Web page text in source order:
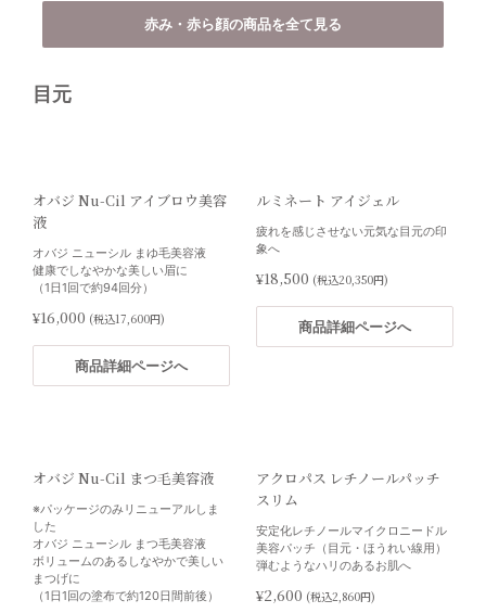
C+コレクティングコンプレッ
を配合したシリーズ最高峰のビタミ
ンＣセラム
¥19,800 (税込21,780円)
商品詳細ページへ
リーオイルを配合した石鹸
¥2,500(税込2,750円)
商品詳細ページへ
使用回数の目安：1本あたり約166回
¥16,200 (税込17,820円)
商品詳細ページへ
赤み・赤ら顔の商品を全て見る
目元
オバジ Nu-Cil アイブロウ美容
液
オバジ ニューシル まゆ毛美容液
健康でしなやかな美しい眉に
（1日1回で約94回分）
¥16,000 (税込17,600円)
商品詳細ページへ
ルミネート アイジェル
疲れを感じさせない元気な目元の印
象へ
¥18,500 (税込20,350円)
商品詳細ページへ
オバジ Nu-Cil まつ毛美容液
※パッケージのみリニューアルしま
した
オバジ ニューシル まつ毛美容液
ボリュームのあるしなやかで美しい
まつげに
（1日1回の塗布で約120日間前後）
アクロパス レチノールパッチ
スリム
安定化レチノールマイクロニードル
美容パッチ（目元・ほうれい線用）
弾むようなハリのあるお肌へ
¥2,600 (税込2,860円)